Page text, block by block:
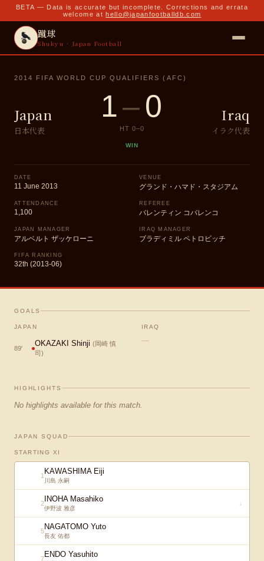
BETA — Data is accurate but incomplete. Corrections and errata
welcome at hello@japanfootballdb.com
蹴球
Shukyu · Japan Football
2014 FIFA WORLD CUP QUALIFIERS (AFC)
Japan
日本代表
1–0
HT 0–0
WIN
Iraq
イラク代表
DATE
11 June 2013
VENUE
グランド・ハマド・スタジアム
ATTENDANCE
1,100
REFEREE
バレンティン コバレンコ
JAPAN MANAGER
アルベルト ザッケローニ
IRAQ MANAGER
ブラディミル ペトロビッチ
FIFA RANKING
32th (2013-06)
GOALS
JAPAN
89'
OKAZAKI Shinji (岡崎 慎
司 )
IRAQ
—
HIGHLIGHTS
No highlights available for this match.
JAPAN SQUAD
STARTING XI
1 KAWASHIMA Eiji
川島 永嗣
2 INOHA Masahiko
伊野波 雅彦
↓
5NAGATOMO Yuto
長友 佑都
7ENDO Yasuhito